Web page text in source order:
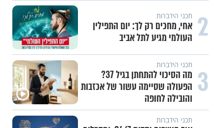
2 תכני הידברות
אחי, מחכים רק לך: יום התפילין
העולמי מגיע לתל אביב
3 תכני הידברות
מה הסיכוי להתחתן בגיל 37?
הפעולה שסיימה עשור של אכזבות
והובילה לחופה
תכני הידברות